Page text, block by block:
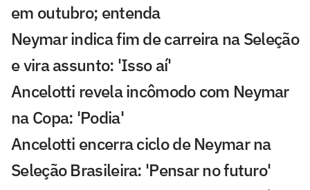
em outubro; entenda
Neymar indica fim de carreira na Seleção
e vira assunto: 'Isso aí'
Ancelotti revela incômodo com Neymar
na Copa: 'Podia'
Ancelotti encerra ciclo de Neymar na
Seleção Brasileira: 'Pensar no futuro'